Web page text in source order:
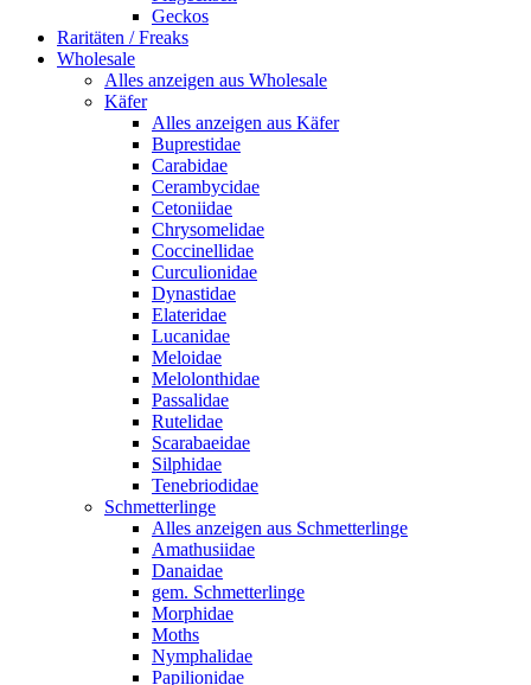
Geckos
Raritäten / Freaks
Wholesale
Alles anzeigen aus Wholesale
Käfer
Alles anzeigen aus Käfer
Buprestidae
Carabidae
Cerambycidae
Cetoniidae
Chrysomelidae
Coccinellidae
Curculionidae
Dynastidae
Elateridae
Lucanidae
Meloidae
Melolonthidae
Passalidae
Rutelidae
Scarabaeidae
Silphidae
Tenebriodidae
Schmetterlinge
Alles anzeigen aus Schmetterlinge
Amathusiidae
Danaidae
gem. Schmetterlinge
Morphidae
Moths
Nymphalidae
Papilionidae